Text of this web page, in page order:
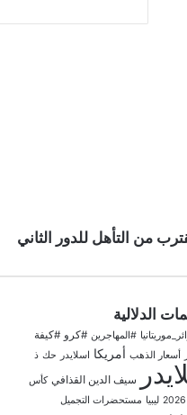
من التأهل للدور الثاني
الدلالية
#المهاجرين #كرو #كيفة
أسعار الذهب أمريكا اسلايدر حك ذ
سيف الدين القذافي كأس
ليبيا مستحضرات التجميل